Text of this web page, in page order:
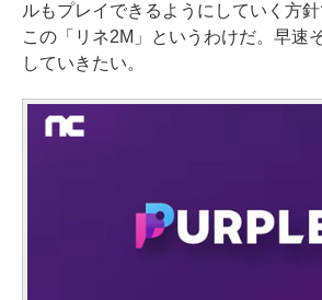
ルもプレイできるようにしていく方
この「リネ2M」というわけだ。早速
していきたい。